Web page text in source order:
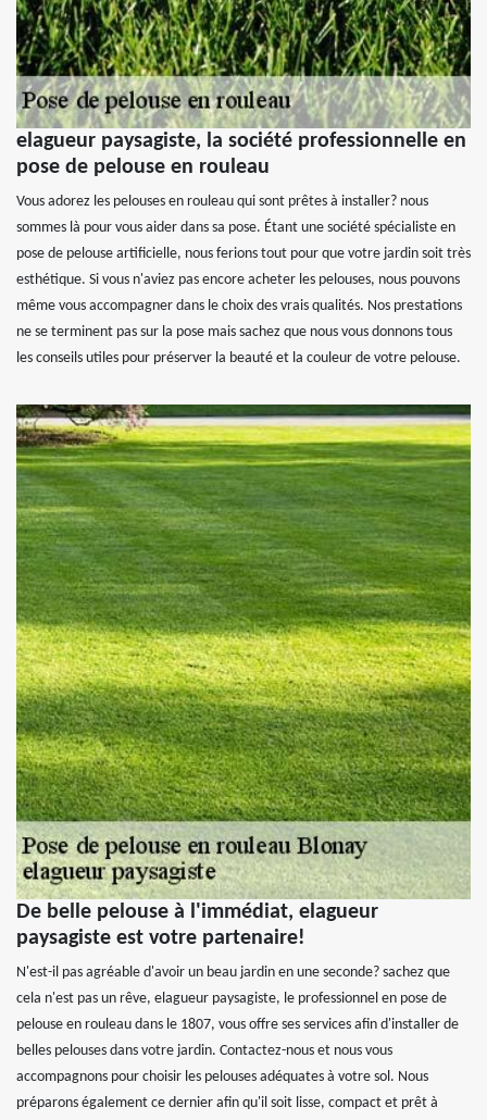
elagueur paysagiste, la société professionnelle en
pose de pelouse en rouleau
Vous adorez les pelouses en rouleau qui sont prêtes à installer? nous
sommes là pour vous aider dans sa pose. Étant une société spécialiste en
pose de pelouse artificielle, nous ferions tout pour que votre jardin soit très
esthétique. Si vous n'aviez pas encore acheter les pelouses, nous pouvons
même vous accompagner dans le choix des vrais qualités. Nos prestations
ne se terminent pas sur la pose mais sachez que nous vous donnons tous
les conseils utiles pour préserver la beauté et la couleur de votre pelouse.
De belle pelouse à l'immédiat, elagueur
paysagiste est votre partenaire!
N'est-il pas agréable d'avoir un beau jardin en une seconde? sachez que
cela n'est pas un rêve, elagueur paysagiste, le professionnel en pose de
pelouse en rouleau dans le 1807, vous offre ses services afin d'installer de
belles pelouses dans votre jardin. Contactez-nous et nous vous
accompagnons pour choisir les pelouses adéquates à votre sol. Nous
préparons également ce dernier afin qu'il soit lisse, compact et prêt à